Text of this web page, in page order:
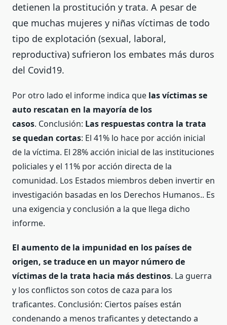
detienen la prostitución y trata. A pesar de
que muchas mujeres y niñas víctimas de todo
tipo de explotación (sexual, laboral,
reproductiva) sufrieron los embates más duros
del Covid19.
Por otro lado el informe indica que las víctimas se
auto rescatan en la mayoría de los
casos. Conclusión: Las respuestas contra la trata
se quedan cortas: El 41% lo hace por acción inicial
de la víctima. El 28% acción inicial de las instituciones
policiales y el 11% por acción directa de la
comunidad. Los Estados miembros deben invertir en
investigación basadas en los Derechos Humanos.. Es
una exigencia y conclusión a la que llega dicho
informe.
El aumento de la impunidad en los países de
origen, se traduce en un mayor número de
víctimas de la trata hacia más destinos. La guerra
y los conflictos son cotos de caza para los
traficantes. Conclusión: Ciertos países están
condenando a menos traficantes y detectando a